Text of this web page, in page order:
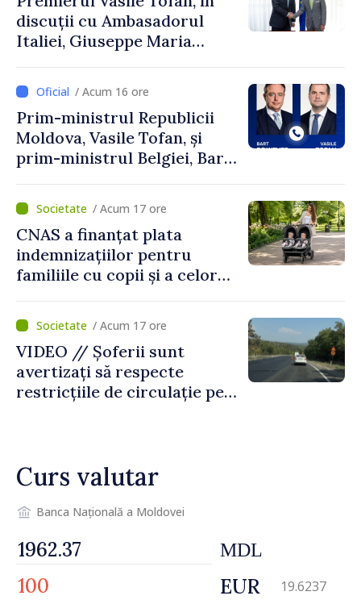
discuții cu Ambasadorul
Italiei, Giuseppe Maria
/ Acum 16 ore
Prim-ministrul Republicii
Moldova, Vasile Tofan, și
prim-ministrul Belgiei, Bart
despre parcursul european
al Republicii Moldova.
/ Acum 17 ore
CNAS a finanțat plata
indemnizațiilor pentru
familiile cu copii și a celor
temporară de muncă
/ Acum 17 ore
VIDEO // Șoferii sunt
avertizați să respecte
restricțiile de circulație pe
Curs valutar
Banca Națională a Moldovei
MDL
EUR 19.6237